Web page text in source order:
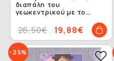
διαπάλη του
γεωκεντρικού με το
19,88€
26,50€
-25%